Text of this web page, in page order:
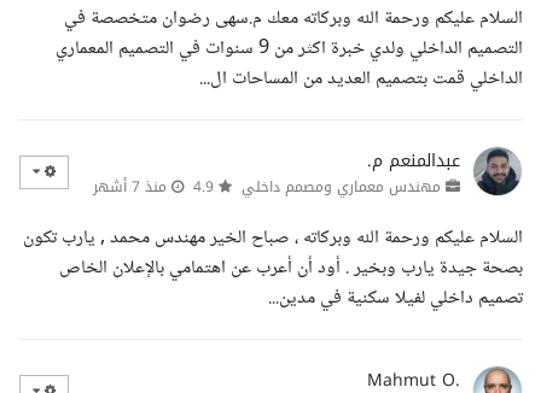
السلام عليكم ورحمة الله وبركاته معك م.سهى رضوان متخصصة في
التصميم الداخلي ولدي خبرة اكثر من 9 سنوات في التصميم المعماري
الداخلي قمت بتصميم العديد من المساحات ال...
عبدالمنعم م.
مهندس معماري ومصمم داخلي منذ 7 أشهر
السلام عليكم ورحمة الله وبركاته ، صباح الخير مهندس محمد , يارب تكون
بصحة جيدة يارب وبخير . أود أن أعرب عن اهتمامي بالإعلان الخاص
تصميم داخلي لفيلا سكنية في مدين...
Mahmut O.